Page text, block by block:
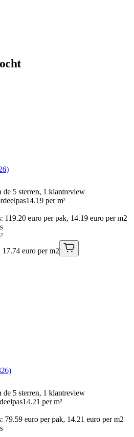
de 5 sterren, 1 klantreview
14.19 per m²
119.20 euro per pak, 14.19 euro per m2
euro per m2
de 5 sterren, 1 klantreview
14.21 per m²
79.59 euro per pak, 14.21 euro per m2